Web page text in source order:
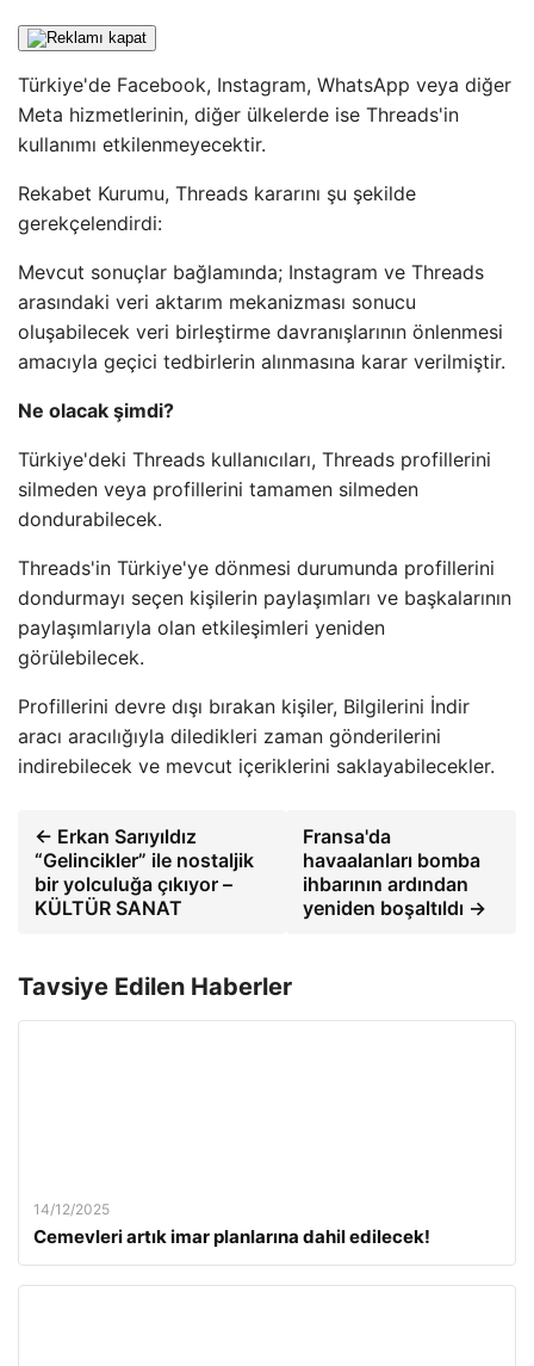
Türkiye'de Facebook, Instagram, WhatsApp veya diğer
Meta hizmetlerinin, diğer ülkelerde ise Threads'in
kullanımı etkilenmeyecektir.
Rekabet Kurumu, Threads kararını şu şekilde
gerekçelendirdi:
Mevcut sonuçlar bağlamında; Instagram ve Threads
arasındaki veri aktarım mekanizması sonucu
oluşabilecek veri birleştirme davranışlarının önlenmesi
amacıyla geçici tedbirlerin alınmasına karar verilmiştir.
Ne olacak şimdi?
Türkiye'deki Threads kullanıcıları, Threads profillerini
silmeden veya profillerini tamamen silmeden
dondurabilecek.
Threads'in Türkiye'ye dönmesi durumunda profillerini
dondurmayı seçen kişilerin paylaşımları ve başkalarının
paylaşımlarıyla olan etkileşimleri yeniden
görülebilecek.
Profillerini devre dışı bırakan kişiler, Bilgilerini İndir
aracı aracılığıyla diledikleri zaman gönderilerini
indirebilecek ve mevcut içeriklerini saklayabilecekler.
← Erkan Sarıyıldız
“Gelincikler” ile nostaljik
bir yolculuğa çıkıyor –
KÜLTÜR SANAT
Fransa'da
havaalanları bomba
ihbarının ardından
yeniden boşaltıldı →
Tavsiye Edilen Haberler
14/12/2025
Cemevleri artık imar planlarına dahil edilecek!